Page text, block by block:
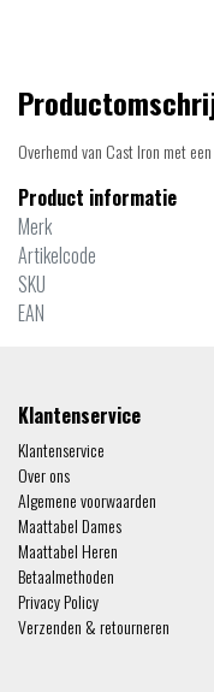
Overhemd van Cast Iron met
Product informatie
Merk
Artikelcode
SKU
EAN
Klantenservice
Klantenservice
Over ons
Algemene voorwaarden
Maattabel Dames
Maattabel Heren
Betaalmethoden
Privacy Policy
Verzenden & retourneren